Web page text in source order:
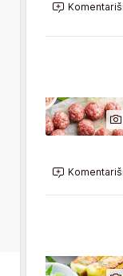
Komentariši
Komentariši